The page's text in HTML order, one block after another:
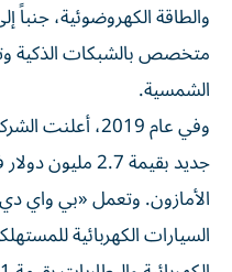
والطاقة الكهروضوئية،
متخصص بالشبكات الذكية
الشمسية.
وفي عام 2019،
جديد بقيمة 2.7
الأمازون. وتعمل «بي واي
السيارات الكهربائية